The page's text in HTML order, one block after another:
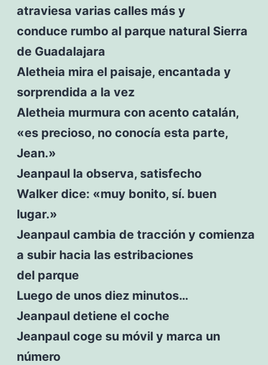
atraviesa varias calles más y
conduce rumbo al parque natural Sierra
de Guadalajara
Aletheia mira el paisaje, encantada y
sorprendida a la vez
Aletheia murmura con acento catalán,
«es precioso, no conocía esta parte,
Jean.»
Jeanpaul la observa, satisfecho
Walker dice: «muy bonito, sí. buen
lugar.»
Jeanpaul cambia de tracción y comienza
a subir hacia las estribaciones
del parque
Luego de unos diez minutos…
Jeanpaul detiene el coche
Jeanpaul coge su móvil y marca un
número